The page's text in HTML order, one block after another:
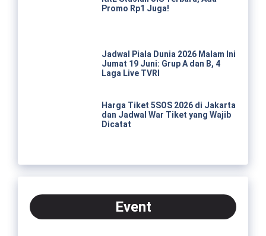
Promo Rp1 Juga!
Jadwal Piala Dunia 2026 Malam Ini
Jumat 19 Juni: Grup A dan B, 4
Laga Live TVRI
Harga Tiket 5SOS 2026 di Jakarta
dan Jadwal War Tiket yang Wajib
Dicatat
Event